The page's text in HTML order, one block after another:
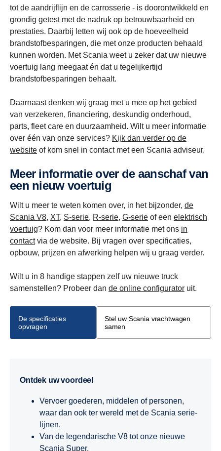
tot de aandrijflijn en de carrosserie - is doorontwikkeld en
grondig getest met de nadruk op betrouwbaarheid en
prestaties. Daarbij letten wij ook op de hoeveelheid
brandstofbesparingen, die met onze producten behaald
kunnen worden. Met Scania weet u zeker dat uw nieuwe
voertuig lang meegaat én dat u tegelijkertijd
brandstofbesparingen behaalt.
Daarnaast denken wij graag met u mee op het gebied
van verzekeren, financiering, deskundig onderhoud,
parts, fleet care en duurzaamheid. Wilt u meer informatie
over één van onze services? Kijk dan verder op de
website of kom snel in contact met een Scania adviseur.
Meer informatie over de aanschaf van
een nieuw voertuig
Wilt u meer te weten komen over, in het bijzonder, de
Scania V8, XT, S-serie, R-serie, G-serie of een elektrisch
voertuig? Kom dan voor meer informatie met ons in
contactvia de website. Bij vragen over specificaties,
opbouw, prijzen en afwerking helpen wij u graag verder.
Wilt u in 8 handige stappen zelf uw nieuwe truck
samenstellen? Probeer dan de online configurator uit.
De specificaties
opvragen
Stel uw Scania vrachtwagen
samen
Ontdek uw voordeel
Vervoer goederen, middelen of personen,
waar dan ook ter wereld met de Scania serie-
lijnen.
Van de legendarische V8 tot onze nieuwe
Scania Super.